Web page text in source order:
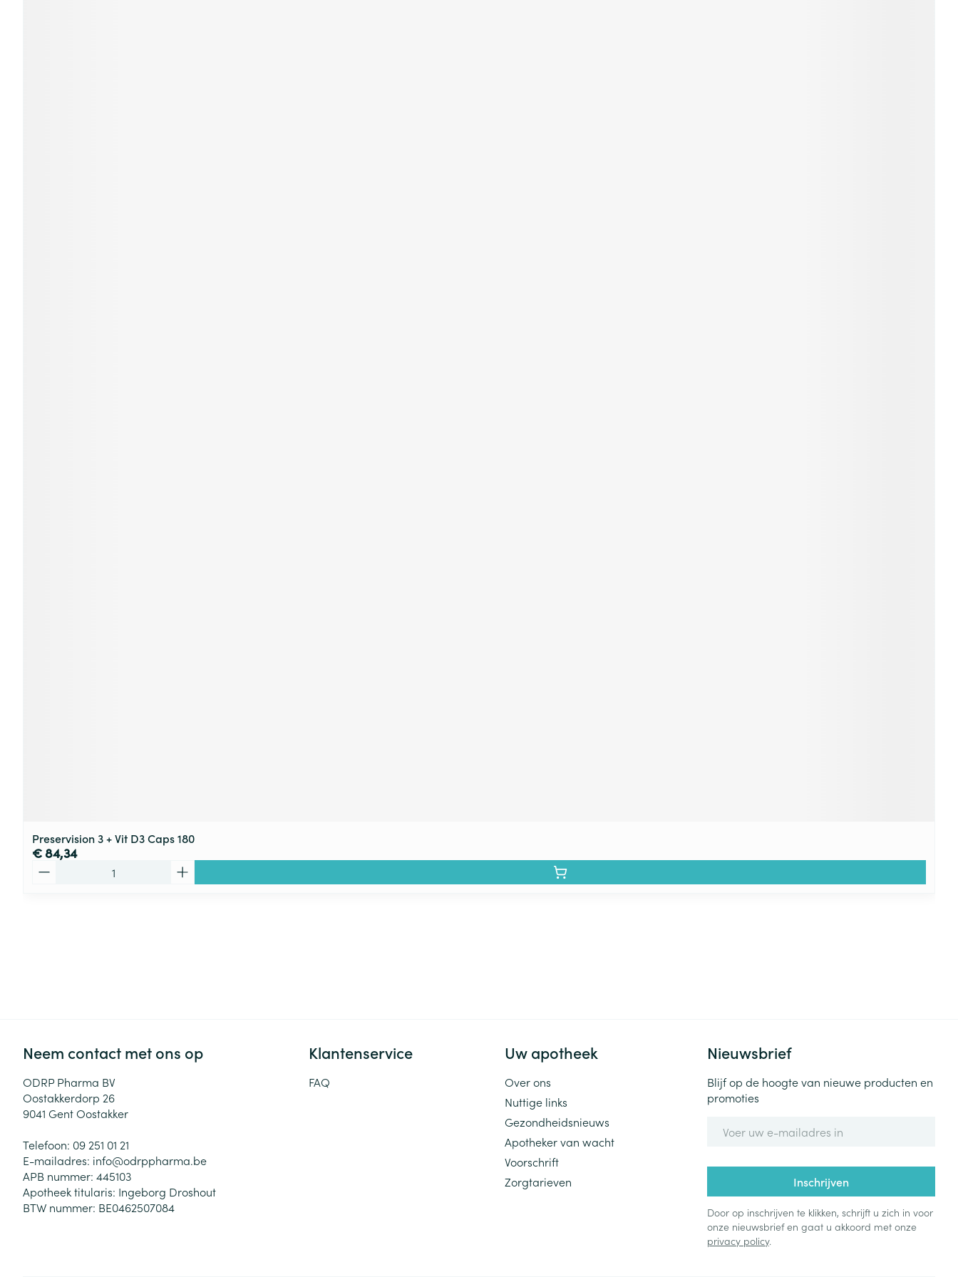
Preservision 3 + Vit D3 Caps 180
€ 84,34
Neem contact met ons op
ODRP Pharma BV
Oostakkerdorp 26
9041 Gent Oostakker
Telefoon: 09 251 01 21
E-mailadres: info@odrppharma.be
APB nummer: 445103
Apotheek titularis: Ingeborg Droshout
BTW nummer: BE0462507084
Klantenservice
FAQ
Uw apotheek
Over ons
Nuttige links
Gezondheidsnieuws
Apotheker van wacht
Voorschrift
Zorgtarieven
Nieuwsbrief
Blijf op de hoogte van nieuwe producten en
promoties
Inschrijven
Door op inschrijven te klikken, schrijft u zich in voor
onze nieuwsbrief en gaat u akkoord met onze
privacy policy.